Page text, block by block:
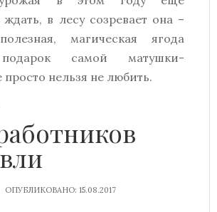
ждать, в лесу созревает она –
магическая ягода
самой матушки-
нельзя не любить.
ОПУБЛИКОВАНО: 15.08.2017